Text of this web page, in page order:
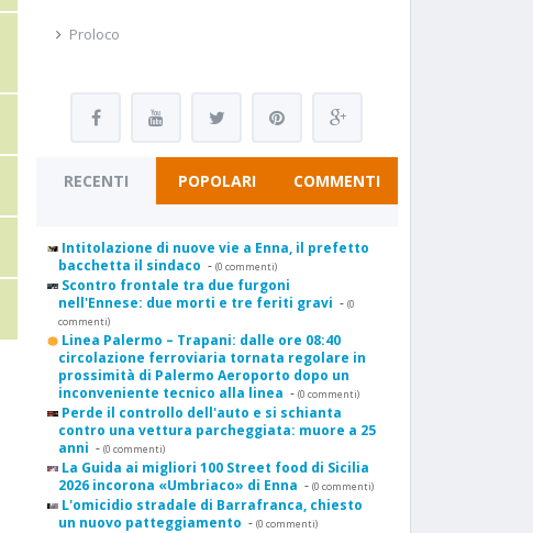
Proloco
RECENTI POPOLARI COMMENTI
Intitolazione di nuove vie a Enna, il prefetto
bacchetta il sindaco - (0 commenti)
Scontro frontale tra due furgoni
nell'Ennese: due morti e tre feriti gravi - (0
commenti)
Linea Palermo – Trapani: dalle ore 08:40
circolazione ferroviaria tornata regolare in
prossimità di Palermo Aeroporto dopo un
inconveniente tecnico alla linea - (0 commenti)
Perde il controllo dell'auto e si schianta
contro una vettura parcheggiata: muore a 25
anni - (0 commenti)
La Guida ai migliori 100 Street food di Sicilia
2026 incorona «Umbriaco» di Enna - (0 commenti)
L'omicidio stradale di Barrafranca, chiesto
un nuovo patteggiamento - (0 commenti)